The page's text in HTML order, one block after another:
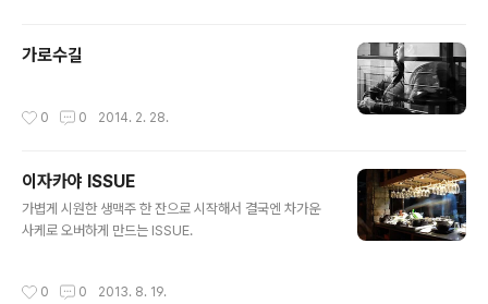
가로수길
0 0 2014. 2. 28.
이자카야 ISSUE
가볍게 시원한 생맥주 한 잔으로 시작해서 결국엔 차가운
사케로 오버하게 만드는 ISSUE.
0 0 2013. 8. 19.